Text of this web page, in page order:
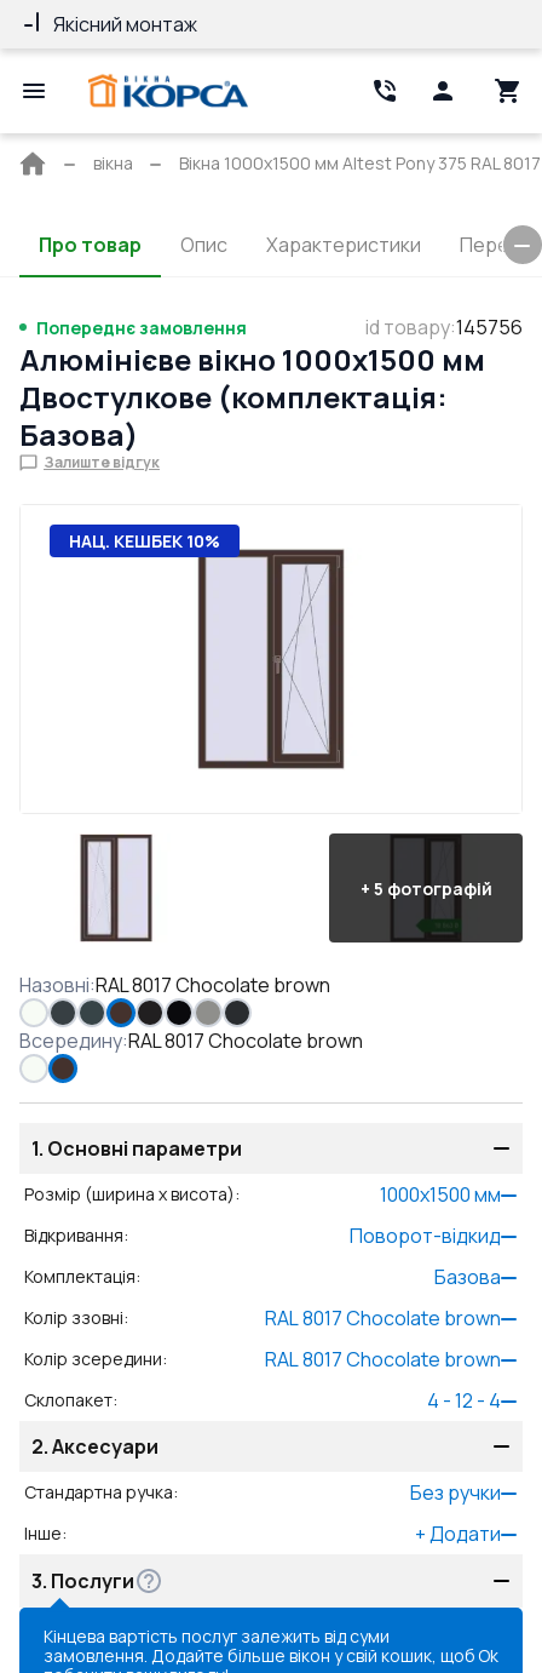
Якісний монтаж
Головна
вікна Вікна 1000x1500 мм Altest Pony 375 RAL
Про товар Опис Характеристики
Попереднє замовлення id товару:145756
Алюмінієве вікно 1000x1500 мм
Двостулкове (комплектація:
Базова)
Залиште відгук
НАЦ. КЕШБЕК 10%
+ 5 фотографій
Назовні:RAL 8017 Chocolate brown
Всередину:RAL 8017 Chocolate brown
1. Основні параметри
Розмір (ширина x висота): 1000x1500мм
Відкривання: Поворот-відкид
Комплектація: Базова
Колір ззовні: RAL 8017 Chocolate brown
Колір зсередини: RAL 8017 Chocolate brown
Склопакет:
4 - 12 - 4
2.Аксесуари
Стандартна ручка: Без ручки
Інше: +Додати
3. Послуги
Кінцева вартість послуг залежить від суми
замовлення. Додайте більше вікон у свій кошик, щобOk